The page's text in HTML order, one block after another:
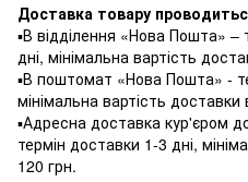
Доставка товару
▪️В відділення «Нова Пошта» –
дні, мінімальна вартість
▪️В поштомат «Нова Пошта» -
мінімальна вартість доставки
▪️Адресна доставка кур'єром
термін доставки 1-3 дні,
120 грн.